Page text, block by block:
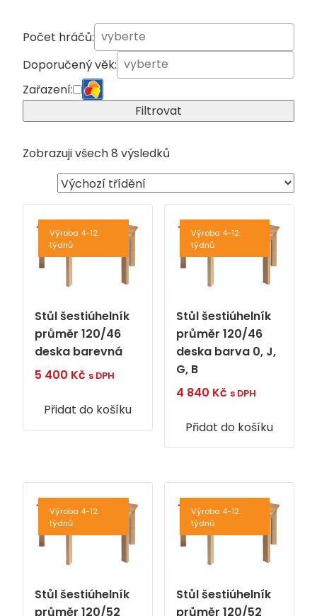
Počet hráčů:
Doporučený věk:
Zařazení:
Filtrovat
Zobrazuji všech 8 výsledků
Výroba 4-12.
týdnů
Stůl šestiúhelník
průměr 120/46
deska barevná
5 400 Kč s DPH
Přidat do košíku
Výroba 4-12.
týdnů
Stůl šestiúhelník
průměr 120/46
deska barva 0, J,
G, B
4 840 Kč s DPH
Přidat do košíku
Výroba 4-12.
týdnů
Stůl šestiúhelník
průměr 120/52
Výroba 4-12.
týdnů
Stůl šestiúhelník
průměr 120/52